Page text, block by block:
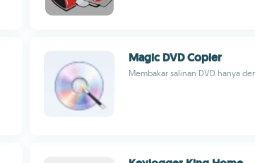
Magic DVD Copier
Membakar salinan DVD hanya